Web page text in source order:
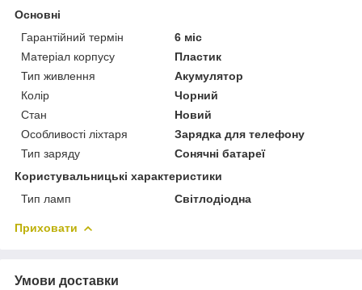
Основні
Гарантійний термін
6 міс
Матеріал корпусу
Пластик
Тип живлення
Акумулятор
Колір
Чорний
Стан
Новий
Особливості ліхтаря
Зарядка для телефону
Тип заряду
Сонячні батареї
Користувальницькі характеристики
Тип ламп
Світлодіодна
Приховати
Умови доставки